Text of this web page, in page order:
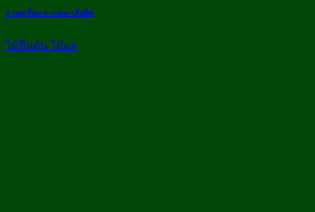
สวนทุเรียน จ.ระยอง เสี่ยอีฟ
ไม้ยืนต้น ไม้ผล